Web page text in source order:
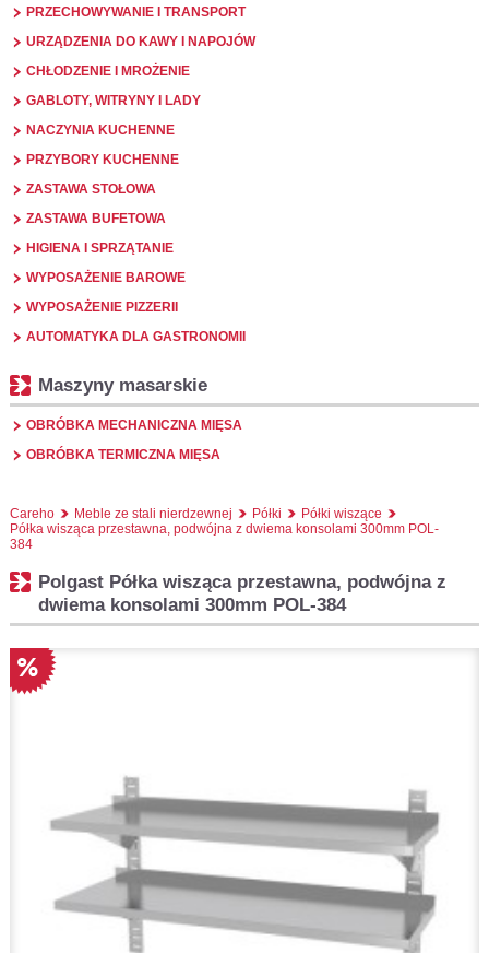
PRZECHOWYWANIE I TRANSPORT
URZĄDZENIA DO KAWY I NAPOJÓW
CHŁODZENIE I MROŻENIE
GABLOTY, WITRYNY I LADY
NACZYNIA KUCHENNE
PRZYBORY KUCHENNE
ZASTAWA STOŁOWA
ZASTAWA BUFETOWA
HIGIENA I SPRZĄTANIE
WYPOSAŻENIE BAROWE
WYPOSAŻENIE PIZZERII
AUTOMATYKA DLA GASTRONOMII
Maszyny masarskie
OBRÓBKA MECHANICZNA MIĘSA
OBRÓBKA TERMICZNA MIĘSA
Careho Meble ze stali nierdzewnej Półki
Półki wiszące
Półka wisząca przestawna, podwójna z dwiema konsolami 300mm POL-
384
Polgast Półka wisząca przestawna, podwójna z
dwiema konsolami 300mm POL-384